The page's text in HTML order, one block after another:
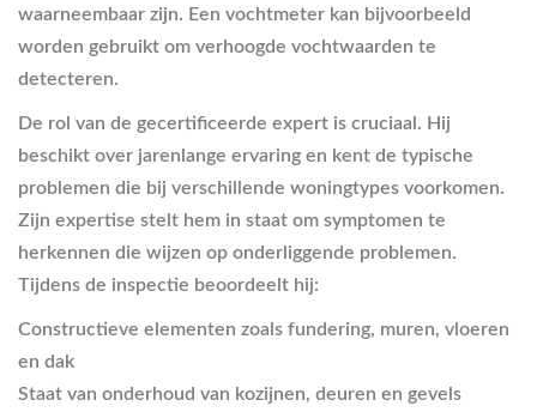
waarneembaar zijn. Een vochtmeter kan bijvoorbeeld
worden gebruikt om verhoogde vochtwaarden te
detecteren.
De rol van de gecertificeerde expert is cruciaal. Hij
beschikt over jarenlange ervaring en kent de typische
problemen die bij verschillende woningtypes voorkomen.
Zijn expertise stelt hem in staat om symptomen te
herkennen die wijzen op onderliggende problemen.
Tijdens de inspectie beoordeelt hij:
Constructieve elementen zoals fundering, muren, vloeren
en dak
Staat van onderhoud van kozijnen, deuren en gevels